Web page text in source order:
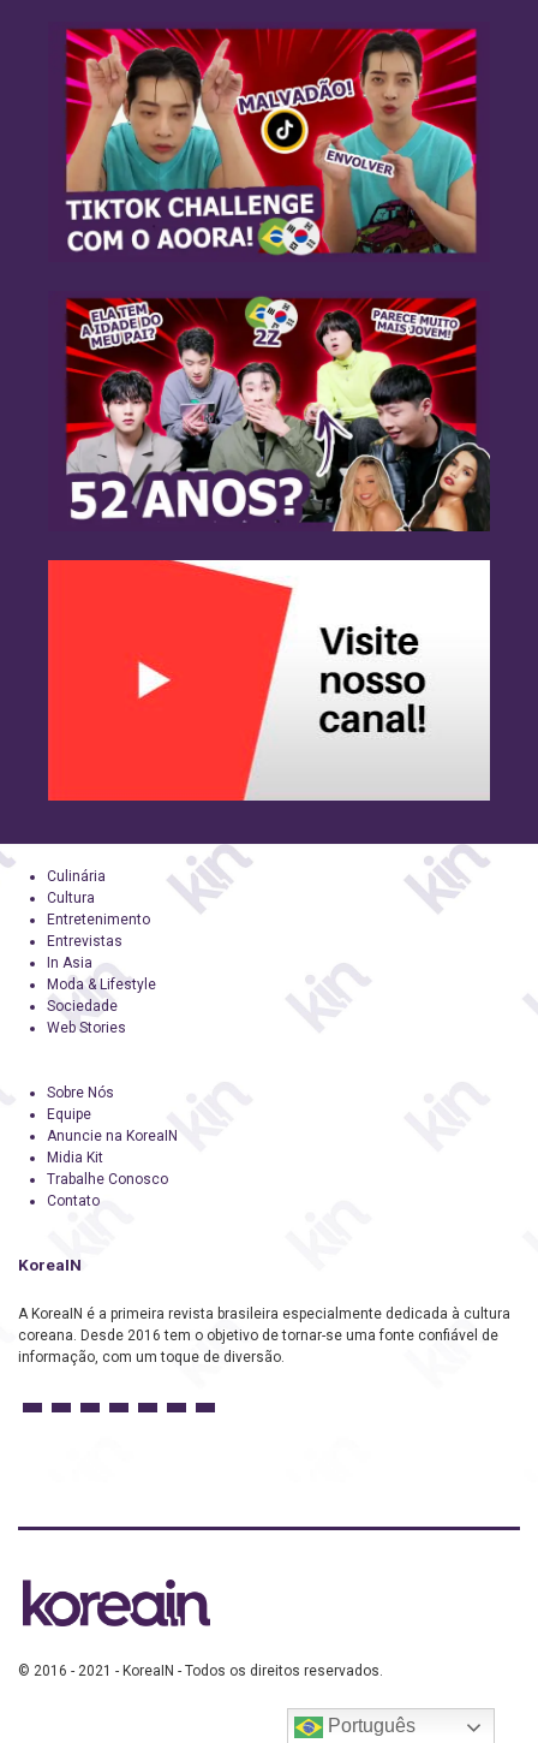
Culinária
Cultura
Entretenimento
Entrevistas
In Asia
Moda & Lifestyle
Sociedade
Web Stories
Sobre Nós
Equipe
Anuncie na KoreaIN
Midia Kit
Trabalhe Conosco
Contato
KoreaIN
A KoreaIN é a primeira revista brasileira especialmente dedicada à cultura
coreana. Desde 2016 tem o objetivo de tornar-se uma fonte confiável de
informação, com um toque de diversão.
© 2016 - 2021 - KoreaIN - Todos os direitos reservados.
Português